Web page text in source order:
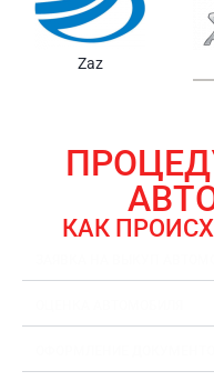
Samsung
КАК